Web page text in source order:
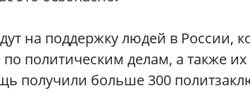
на поддержку людей в России,
политическим делам, а также
получили больше 300